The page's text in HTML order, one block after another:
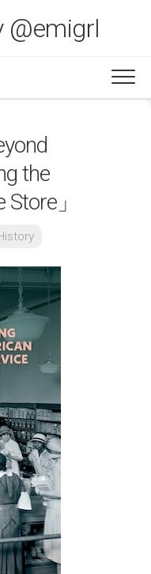
@emigrl
the
」